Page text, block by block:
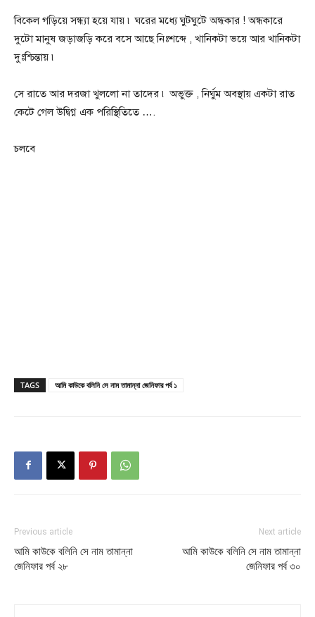
বিকেল গড়িয়ে সন্ধ্যা হয়ে যায় ৷ ঘরের মধ্যে ঘুটঘুটে অন্ধকার ! অন্ধকারে
দুটো মানুষ জড়াজড়ি করে বসে আছে নিঃশব্দে , খানিকটা ভয়ে আর খানিকটা
দুঃশ্চিন্তায় ৷
সে রাতে আর দরজা খুললো না তাদের ৷ অভুক্ত , নির্ঘুম অবস্থায় একটা রাত
কেটে গেল উদ্বিগ্ন এক পরিস্থিতিতে ….
চলবে
TAGS আমি কাউকে বলিনি সে নাম তামান্না জেনিফার পর্ব ১
Previous article
আমি কাউকে বলিনি সে নাম তামান্না
জেনিফার পর্ব ২৮
Next article
আমি কাউকে বলিনি সে নাম তামান্না
জেনিফার পর্ব ৩০